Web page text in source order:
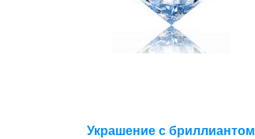
Украшение с бриллиантом